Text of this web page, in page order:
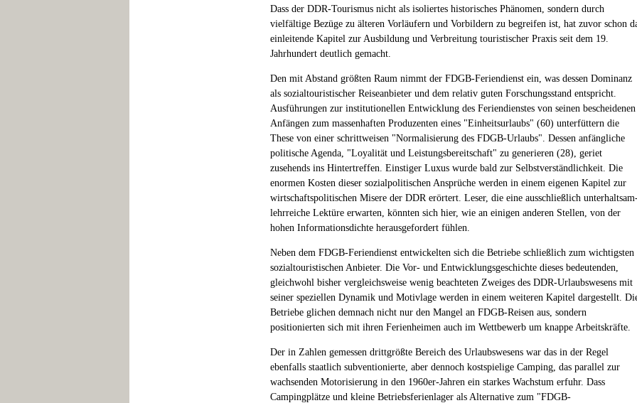
Dass der DDR-Tourismus nicht als isoliertes historisches Phänomen, sondern durch
vielfältige Bezüge zu älteren Vorläufern und Vorbildern zu begreifen ist, hat zuvor schon
einleitende Kapitel zur Ausbildung und Verbreitung touristischer Praxis seit dem 19.
Jahrhundert deutlich gemacht.
Den mit Abstand größten Raum nimmt der FDGB-Feriendienst ein, was dessen Dominanz
als sozialtouristischer Reiseanbieter und dem relativ guten Forschungsstand entspricht.
Ausführungen zur institutionellen Entwicklung des Feriendienstes von seinen bescheidenen
Anfängen zum massenhaften Produzenten eines "Einheitsurlaubs" (60) unterfüttern die
These von einer schrittweisen "Normalisierung des FDGB-Urlaubs". Dessen anfängliche
politische Agenda, "Loyalität und Leistungsbereitschaft" zu generieren (28), geriet
zusehends ins Hintertreffen. Einstiger Luxus wurde bald zur Selbstverständlichkeit. Die
enormen Kosten dieser sozialpolitischen Ansprüche werden in einem eigenen Kapitel zur
wirtschaftspolitischen Misere der DDR erörtert. Leser, die eine ausschließlich
lehrreiche Lektüre erwarten, könnten sich hier, wie an einigen anderen Stellen, von der
hohen Informationsdichte herausgefordert fühlen.
Neben dem FDGB-Feriendienst entwickelten sich die Betriebe schließlich zum wichtigsten
sozialtouristischen Anbieter. Die Vor- und Entwicklungsgeschichte dieses bedeutenden,
gleichwohl bisher vergleichsweise wenig beachteten Zweiges des DDR-Urlaubswesens mit
seiner speziellen Dynamik und Motivlage werden in einem weiteren Kapitel dargestellt.
Betriebe glichen demnach nicht nur den Mangel an FDGB-Reisen aus, sondern
positionierten sich mit ihren Ferienheimen auch im Wettbewerb um knappe Arbeitskräfte.
Der in Zahlen gemessen drittgrößte Bereich des Urlaubswesens war das in der Regel
ebenfalls staatlich subventionierte, aber dennoch kostspielige Camping, das parallel zur
wachsenden Motorisierung in den 1960er-Jahren ein starkes Wachstum erfuhr. Dass
Campingplätze und kleine Betriebsferienlager als Alternative zum "FDGB-